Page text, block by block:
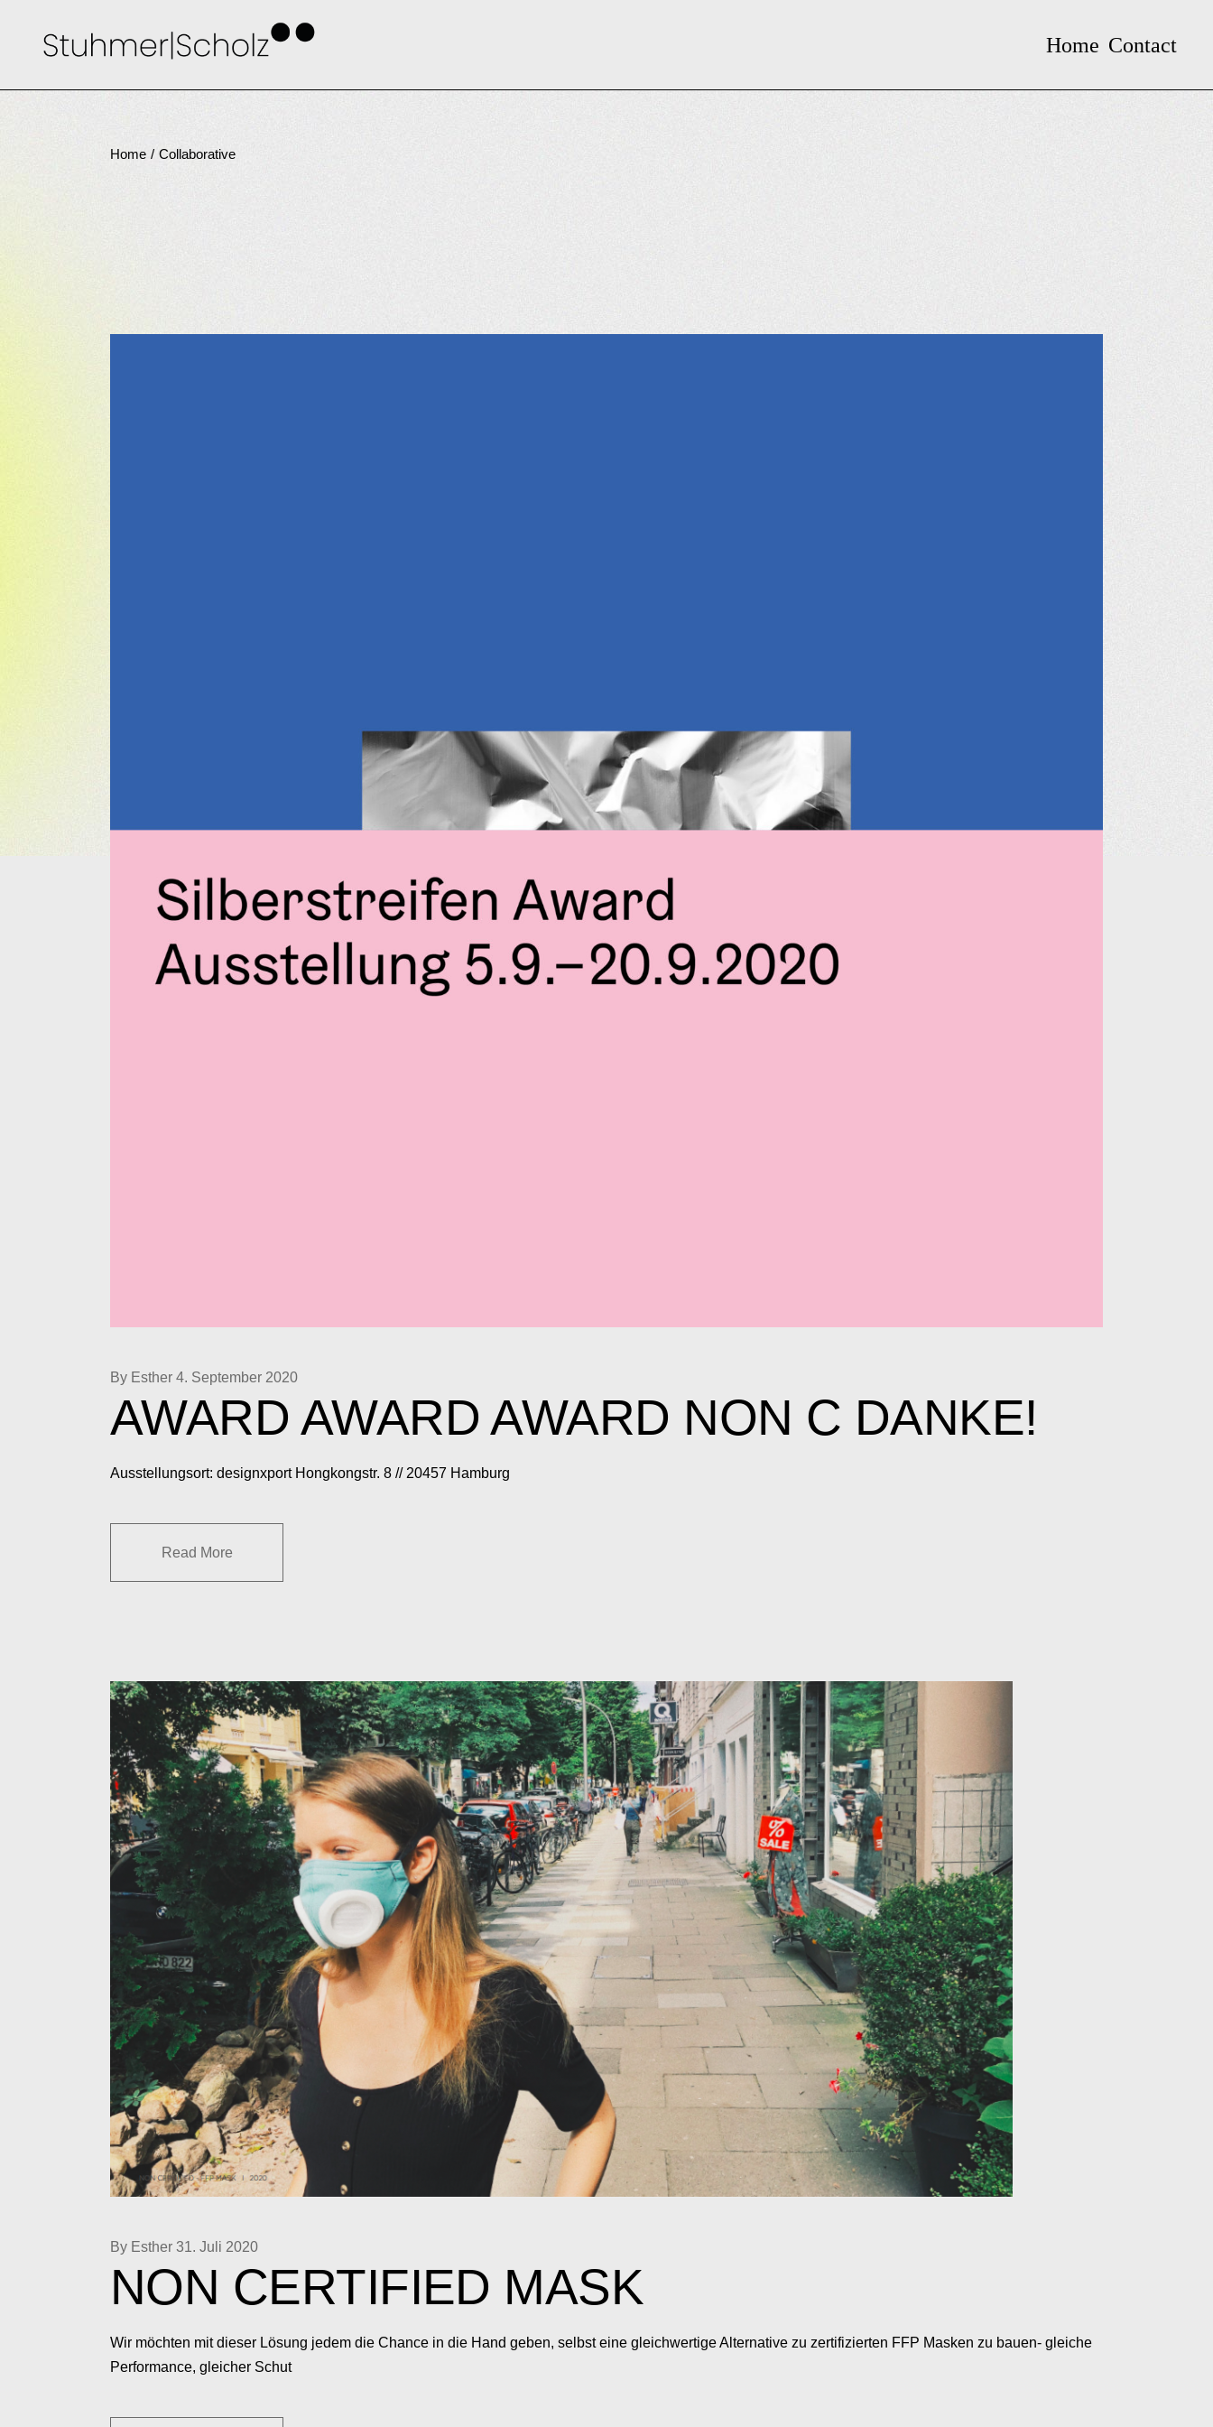
content
Home Contact
Home Collaborative
By Esther 4. September 2020
AWARD AWARD AWARD NON C DANKE!
Ausstellungsort: designxport Hongkongstr. 8 // 20457 Hamburg
Read More
By Esther 31. Juli 2020
NON CERTIFIED MASK
Wir möchten mit dieser Lösung jedem die Chance in die Hand geben, selbst eine gleichwertige Alternative zu zertifizierten FFP Masken zu bauen- gleiche
Performance, gleicher Schut